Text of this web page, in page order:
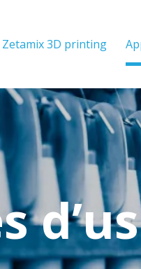
Zetamix 3D printing